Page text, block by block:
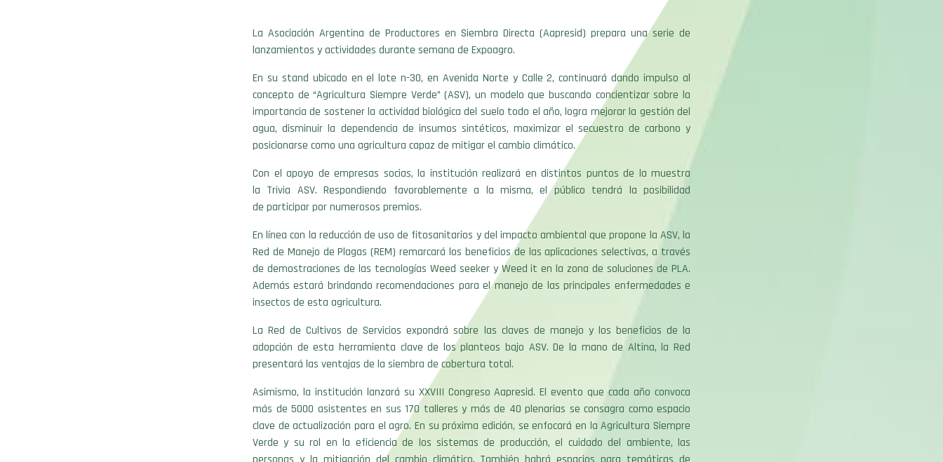
La Asociación Argentina de Productores en Siembra Directa (Aapresid) prepara una serie de
lanzamientos y actividades durante semana de Expoagro.
En su stand ubicado en el lote n-30, en Avenida Norte y Calle 2, continuará dando impulso al
concepto de “Agricultura Siempre Verde” (ASV), un modelo que buscando concientizar sobre la
importancia de sostener la actividad biológica del suelo todo el año, logra mejorar la gestión del
agua, disminuir la dependencia de insumos sintéticos, maximizar el secuestro de carbono y
posicionarse como una agricultura capaz de mitigar el cambio climático.
Con el apoyo de empresas socias, la institución realizará en distintos puntos de la muestra
la Trivia ASV. Respondiendo favorablemente a la misma, el público tendrá la posibilidad
de participar por numerosos premios.
En línea con la reducción de uso de fitosanitarios y del impacto ambiental que propone la ASV, la
Red de Manejo de Plagas (REM) remarcará los beneficios de las aplicaciones selectivas, a través
de demostraciones de las tecnologías Weed seeker y Weed it en la zona de soluciones de PLA.
Además estará brindando recomendaciones para el manejo de las principales enfermedades e
insectos de esta agricultura.
La Red de Cultivos de Servicios expondrá sobre las claves de manejo y los beneficios de la
adopción de esta herramienta clave de los planteos bajo ASV. De la mano de Altina, la Red
presentará las ventajas de la siembra de cobertura total.
Asimismo, la institución lanzará su XXVIII Congreso Aapresid. El evento que cada año convoca
más de 5000 asistentes en sus 170 talleres y más de 40 plenarias se consagra como espacio
clave de actualización para el agro. En su próxima edición, se enfocará en la Agricultura Siempre
Verde y su rol en la eficiencia de los sistemas de producción, el cuidado del ambiente, las